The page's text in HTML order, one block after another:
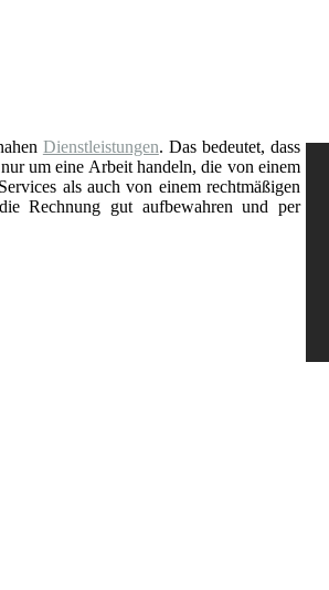
Dienstleistungen. Das bedeutet, dass
um eine Arbeit handeln, die von einem
als auch von einem rechtmäßigen
Rechnung gut aufbewahren und per